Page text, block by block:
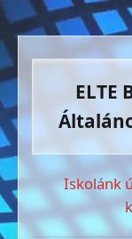
ELTE
Iskolánk